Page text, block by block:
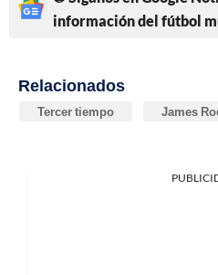
información del fútbol
Relacionados
Tercer tiempo James